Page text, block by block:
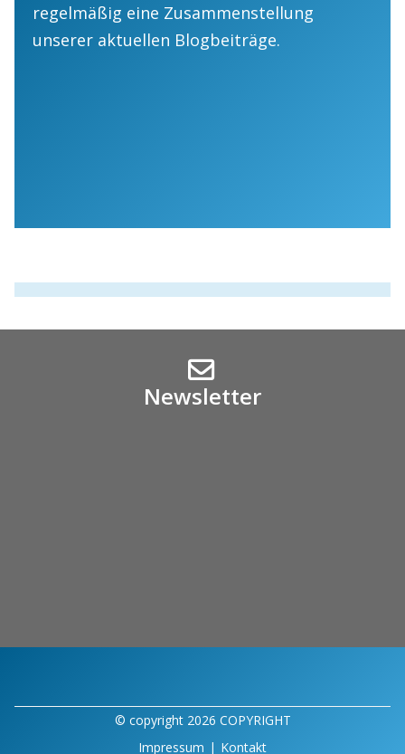
regelmäßig eine Zusammenstellung
unserer aktuellen Blogbeiträge.
Newsletter
© copyright 2026 COPYRIGHT
Impressum | Kontakt